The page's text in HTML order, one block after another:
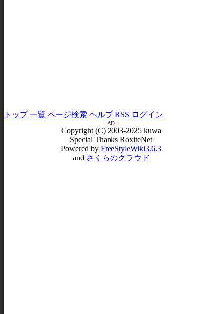
トップ 一覧 ページ検索 ヘルプ RSS ログイン
- AD -
Copyright (C) 2003-2025 kuwa
Special Thanks RoxiteNet
Powered by FreeStyleWiki3.6.3
and さくらのクラウド